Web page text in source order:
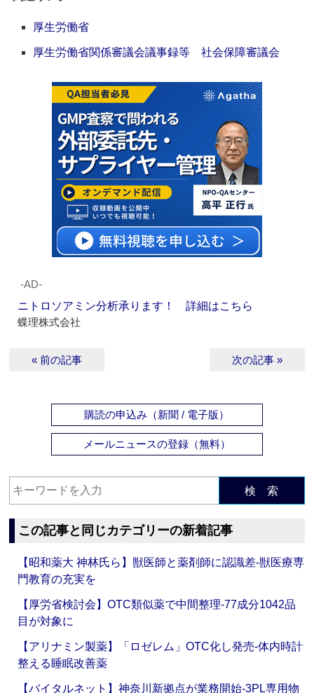
厚生労働省
厚生労働省関係審議会議事録等 社会保障審議会
‐AD‐
ニトロソアミン分析承ります！ 詳細はこちら
蝶理株式会社
« 前の記事 次の記事 »
購読の申込み（新聞 / 電子版）
メールニュースの登録（無料）
検 索
この記事と同じカテゴリーの新着記事
【昭和薬大 神林氏ら】獣医師と薬剤師に認識差‐獣医療専
門教育の充実を
【厚労省検討会】OTC類似薬で中間整理‐77成分1042品
目が対象に
【アリナミン製薬】「ロゼレム」OTC化し発売‐体内時計
整える睡眠改善薬
【バイタルネット】神奈川新拠点が業務開始‐3PL専用物